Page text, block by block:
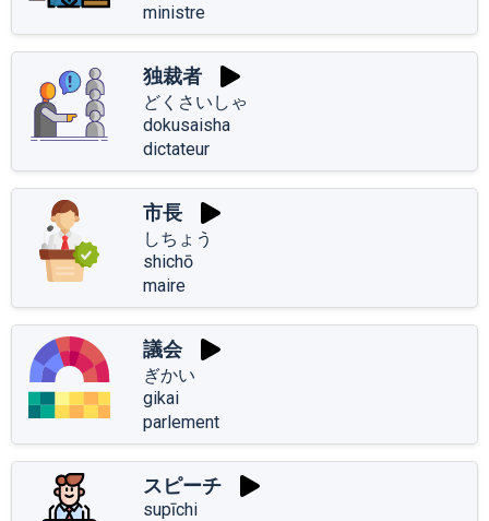
ministre
独裁者
どくさいしゃ
dokusaisha
dictateur
市長
しちょう
shichō
maire
議会
ぎかい
gikai
parlement
スピーチ
supīchi